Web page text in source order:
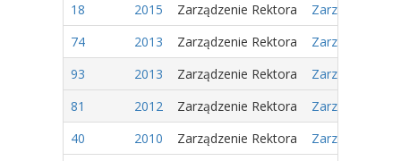
18
2015 Zarządzenie Rektora
Zarządzenie
74
2013 Zarządzenie Rektora
Zarządzenie
93
2013 Zarządzenie Rektora
Zarządzenie
81
2012 Zarządzenie Rektora
Zarządzenie
40
2010 Zarządzenie Rektora
Zarządzenie